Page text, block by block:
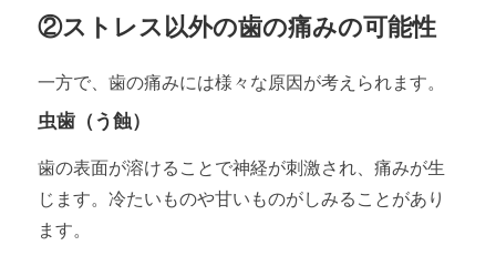
②ストレス以外の歯の痛みの可能性
一方で、歯の痛みには様々な原因が考えられます。
虫歯（う蝕）
歯の表面が溶けることで神経が刺激され、痛みが生
じます。冷たいものや甘いものがしみることがあり
ます。